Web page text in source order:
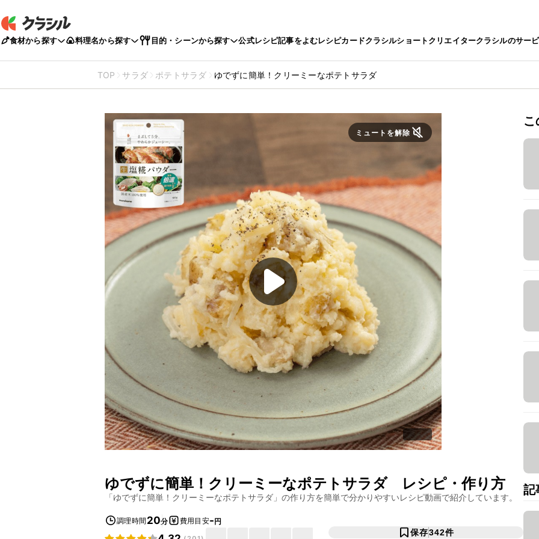
食材から探す 料理名から探す 目的・シーンから探す 公式レシピ記事をよむレシピカードクラシルショートクリエイタークラシルのサー
TOP サラダ ポテトサラダ ゆでずに簡単！クリーミーなポテトサラダ
ミュートを解除
ゆでずに簡単！クリーミーなポテトサラダレシピ・作り方
「ゆでずに簡単！クリーミーなポテトサラダ 」の作り方を簡単で分かりやすいレシピ動画で紹介しています。
調理時間 20分 費用目安-円
保存342件
記